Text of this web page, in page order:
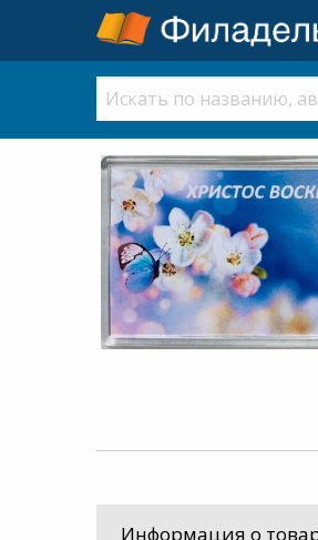
Информация о